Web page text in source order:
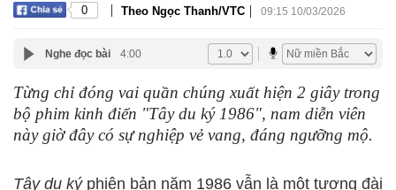
0 | Theo Ngọc Thanh/VTC | 09:15 10/03/2026
Nghe đọc bài 4:00
Từng chỉ đóng vai quần chúng xuất hiện 2 giây trong
bộ phim kinh điển "Tây du ký 1986", nam diễn viên
này giờ đây có sự nghiệp vẻ vang, đáng ngưỡng mộ.
Tây du ký phiên bản năm 1986 vẫn là một tượng đài